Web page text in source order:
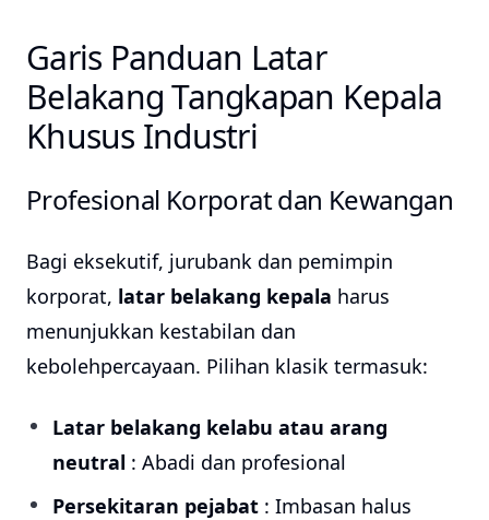
Garis Panduan Latar
Belakang Tangkapan Kepala
Khusus Industri
Profesional Korporat dan Kewangan
Bagi eksekutif, jurubank dan pemimpin
korporat, latar belakang kepala harus
menunjukkan kestabilan dan
kebolehpercayaan. Pilihan klasik termasuk:
Latar belakang kelabu atau arang
neutral : Abadi dan profesional
Persekitaran pejabat : Imbasan halus